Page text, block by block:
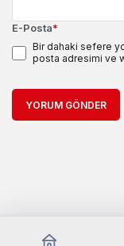
E-Posta*
Bir dahaki sefere
posta adresimi ve
YORUM GÖNDER